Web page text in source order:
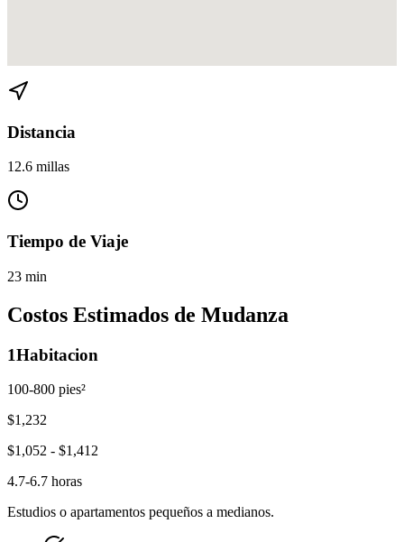
Distancia
12.6 millas
Tiempo de Viaje
23 min
Costos Estimados de Mudanza
1Habitacion
100-800 pies²
$1,232
$1,052 - $1,412
4.7-6.7 horas
Estudios o apartamentos pequeños a medianos.